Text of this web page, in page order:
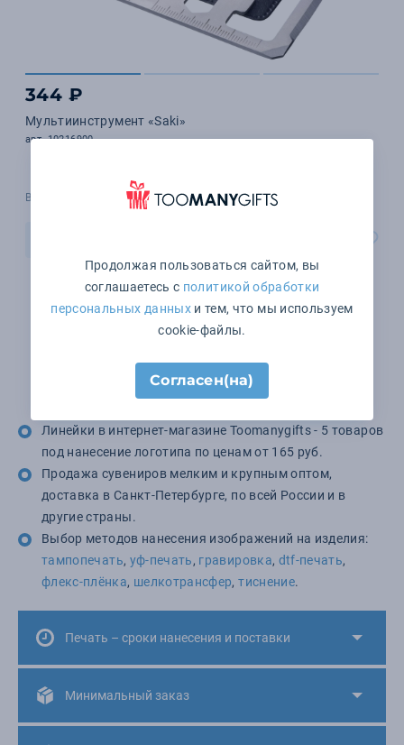
344 ₽
Мультиинструмент «Saki»
арт. 10216900
В наличии 18392 шт.
1
Линейки в интернет-магазине Toomanygifts - 5 товаров
под нанесение логотипа по ценам от 165 руб.
Продажа сувениров мелким и крупным оптом,
доставка в Санкт-Петербурге, по всей России и в
другие страны.
Выбор методов нанесения изображений на изделия:
тампопечать, уф-печать, гравировка, dtf-печать,
флекс-плёнка, шелкотрансфер, тиснение.
Печать – сроки нанесения и поставки
Минимальный заказ
Продолжая пользоваться сайтом, вы
соглашаетесь с политикой обработки
персональных данныхи тем, что мы используем
cookie-файлы.
Согласен(на)